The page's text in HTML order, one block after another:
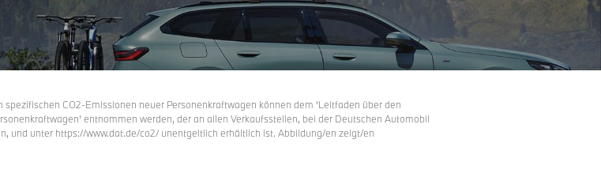
CO2-Emissionen neuer Personenkraftwagen können dem 'Leitfaden über den
entnommen werden, der an allen Verkaufsstellen, bei der Deutschen Automobil
und unter https://www.dat.de/co2/ unentgeltlich erhältlich ist. Abbildung/en zeigt/en